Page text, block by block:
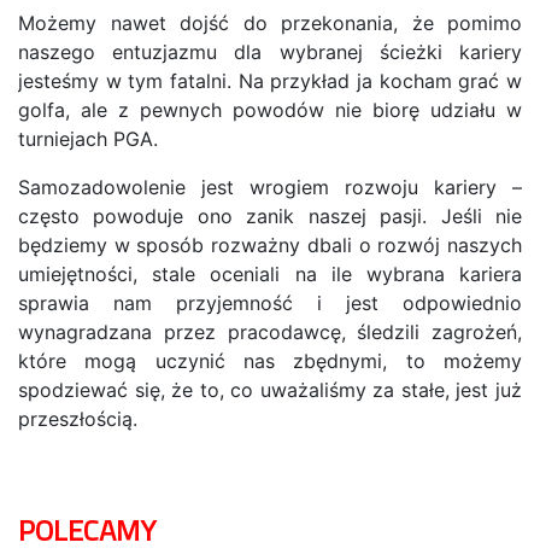
Możemy nawet dojść do przekonania, że pomimo
naszego entuzjazmu dla wybranej ścieżki kariery
jesteśmy w tym fatalni. Na przykład ja kocham grać w
golfa, ale z pewnych powodów nie biorę udziału w
turniejach PGA.
Samozadowolenie jest wrogiem rozwoju kariery –
często powoduje ono zanik naszej pasji. Jeśli nie
będziemy w sposób rozważny dbali o rozwój naszych
umiejętności, stale oceniali na ile wybrana kariera
sprawia nam przyjemność i jest odpowiednio
wynagradzana przez pracodawcę, śledzili zagrożeń,
które mogą uczynić nas zbędnymi, to możemy
spodziewać się, że to, co uważaliśmy za stałe, jest już
przeszłością.
POLECAMY